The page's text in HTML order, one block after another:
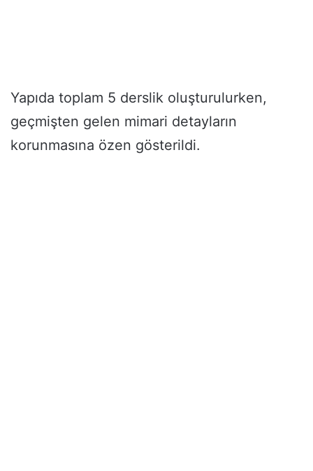
Yapıda toplam 5 derslik oluşturulurken,
geçmişten gelen mimari detayların
korunmasına özen gösterildi.